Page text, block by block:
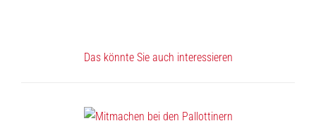
Das könnte Sie auch interessieren